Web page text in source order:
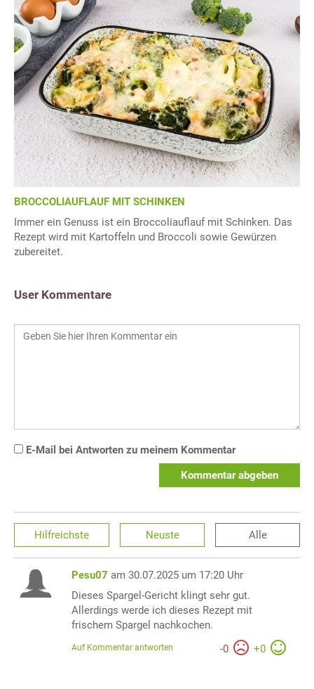
BROCCOLIAUFLAUF MIT SCHINKEN
Immer ein Genuss ist ein Broccoliauflauf mit Schinken. Das
Rezept wird mit Kartoffeln und Broccoli sowie Gewürzen
zubereitet.
User Kommentare
E-Mail bei Antworten zu meinem Kommentar
Kommentar abgeben
Hilfreichste Neuste Alle
Pesu07 am 30.07.2025 um 17:20 Uhr
Dieses Spargel-Gericht klingt sehr gut.
Allerdings werde ich dieses Rezept mit
frischem Spargel nachkochen.
-0 +0
Auf Kommentar antworten